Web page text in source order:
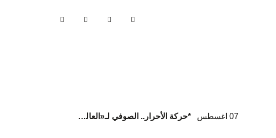
07 اغسطس *حركة الأحرار.. الصوفي لـ«العالم»:* الأسرى يواجهون كارثة إنسانية ممنهجة داخل سجون الاحتلال